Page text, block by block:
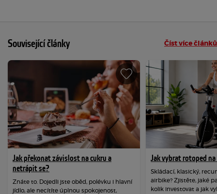
Související články Číst více článků
Jak překonat závislost na cukru a
netrápit se?
Znáte to. Dojedli jste oběd, polévku i hlavní
jídlo, ale necítíte úplnou spokojenost,
Jak vybrat rotoped
Skládací, klasický,
airbike? Zjistěte, jaké
kolik investovat a jak